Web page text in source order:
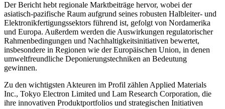
Der Bericht hebt regionale Marktbeiträge hervor, wobei der
asiatisch-pazifische Raum aufgrund seines robusten Halbleiter- und
Elektronikfertigungssektors führend ist, gefolgt von Nordamerika
und Europa. Außerdem werden die Auswirkungen regulatorischer
Rahmenbedingungen und Nachhaltigkeitsinitiativen bewertet,
insbesondere in Regionen wie der Europäischen Union, in denen
umweltfreundliche Deponierungstechniken an Bedeutung
gewinnen.
Zu den wichtigsten Akteuren im Profil zählen Applied Materials
Inc., Tokyo Electron Limited und Lam Research Corporation, die
ihre innovativen Produktportfolios und strategischen Initiativen